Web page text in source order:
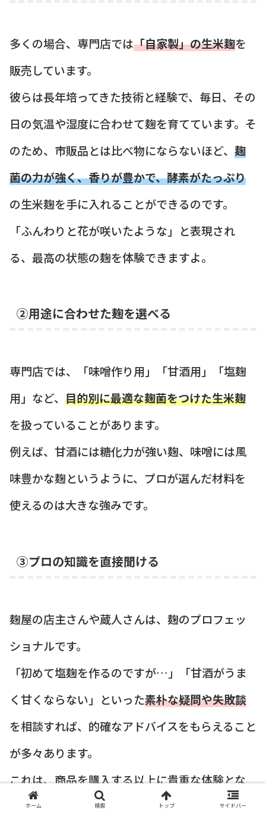
多くの場合、専門店では「自家製」の生米麹を
販売しています。
彼らは長年培ってきた技術と経験で、毎日、その
日の気温や湿度に合わせて麹を育てています。そ
のため、市販品とは比べ物にならないほど、 麹
菌の力が強く、香りが豊かで、酵素がたっぷり
の生米麹を手に入れることができるのです。
「ふんわりと花が咲いたような」と表現され
る、最高の状態の麹を体験できますよ。
②用途に合わせた麹を選べる
専門店では、「味噌作り用」「甘酒用」「塩麹
用」など、 目的別に最適な麹菌をつけた生米麹
を扱っていることがあります。
例えば、甘酒には糖化力が強い麹、味噌には風
味豊かな麹というように、プロが選んだ材料を
使えるのは大きな強みです。
③プロの知識を直接聞ける
麹屋の店主さんや蔵人さんは、麹のプロフェッ
ショナルです。
「初めて塩麹を作るのですが…」「甘酒がうま
く甘くならない」といった素朴な疑問や失敗談
を相談すれば、的確なアドバイスをもらえること
が多々あります。
これは、商品を購入する以上に貴重な体験とな
るでしょう。
ホーム 検索 トップ サイドバー